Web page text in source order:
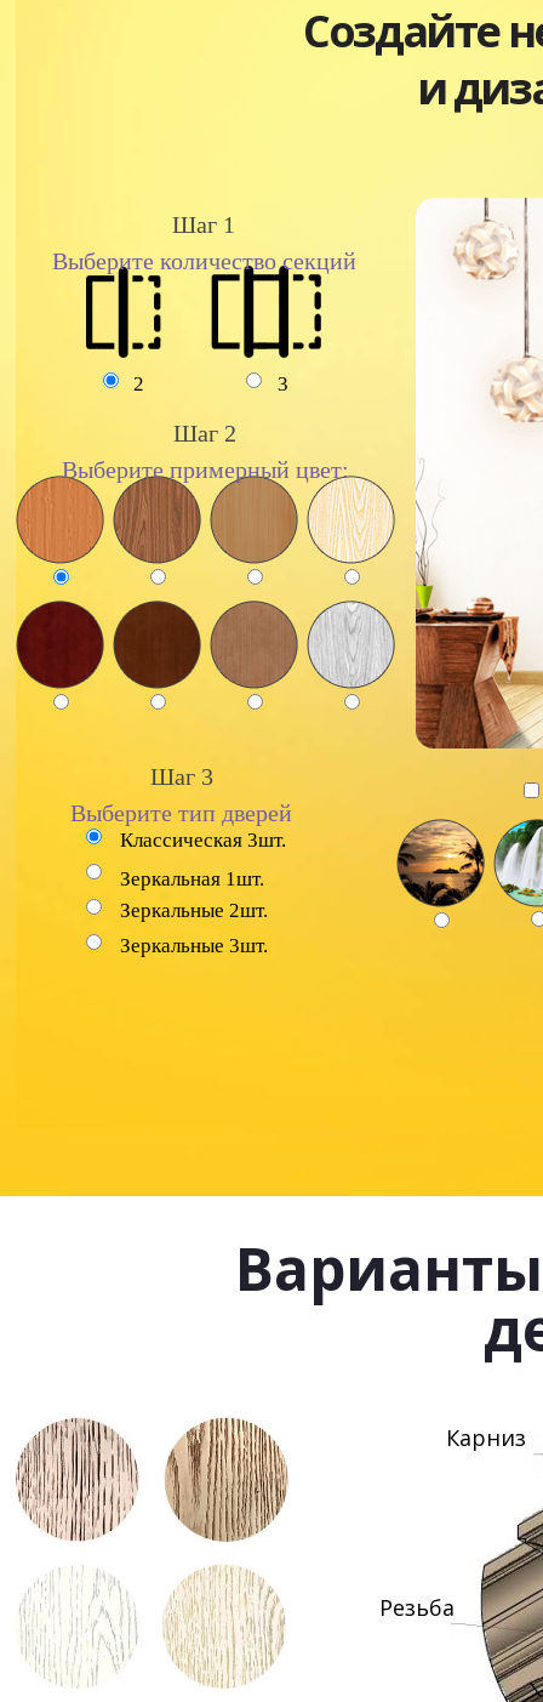
Карниз
Резьба
2 3
Шаг 2
Выберите примерный цвет:
Шаг 1
Выберите количество секций
Шаг 3
Выберите тип дверей
Классическая 3шт.
Зеркальная 1шт.
Зеркальные 2шт.
Зеркальные 3шт.
Создайте
и